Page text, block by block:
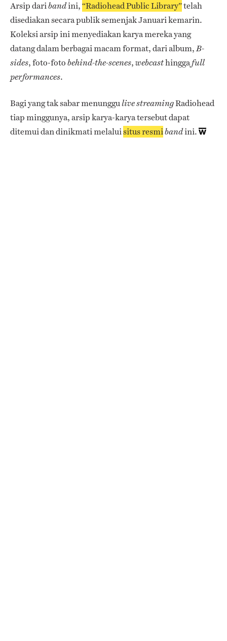
Arsip daribandini,“Radiohead Public Library”telah
disediakan secara publik semenjak Januari kemarin.
Koleksi arsip ini menyediakan karya mereka yang
datang dalam berbagai macam format, dari album,B-
sides, foto-foto behind-the-scenes, webcasthinggafull
performances.
Bagi yang tak sabar menunggulive streamingRadiohead
tiap minggunya, arsip karya-karya tersebut dapat
ditemui dan dinikmati melaluisitus resmibandini.